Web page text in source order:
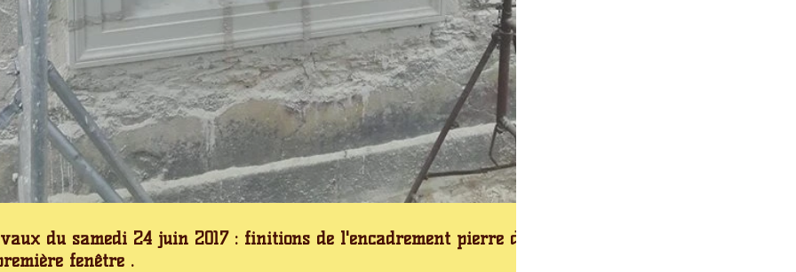
du samedi 24 juin 2017 : finitions de l'encadrement pierre de
fenêtre .